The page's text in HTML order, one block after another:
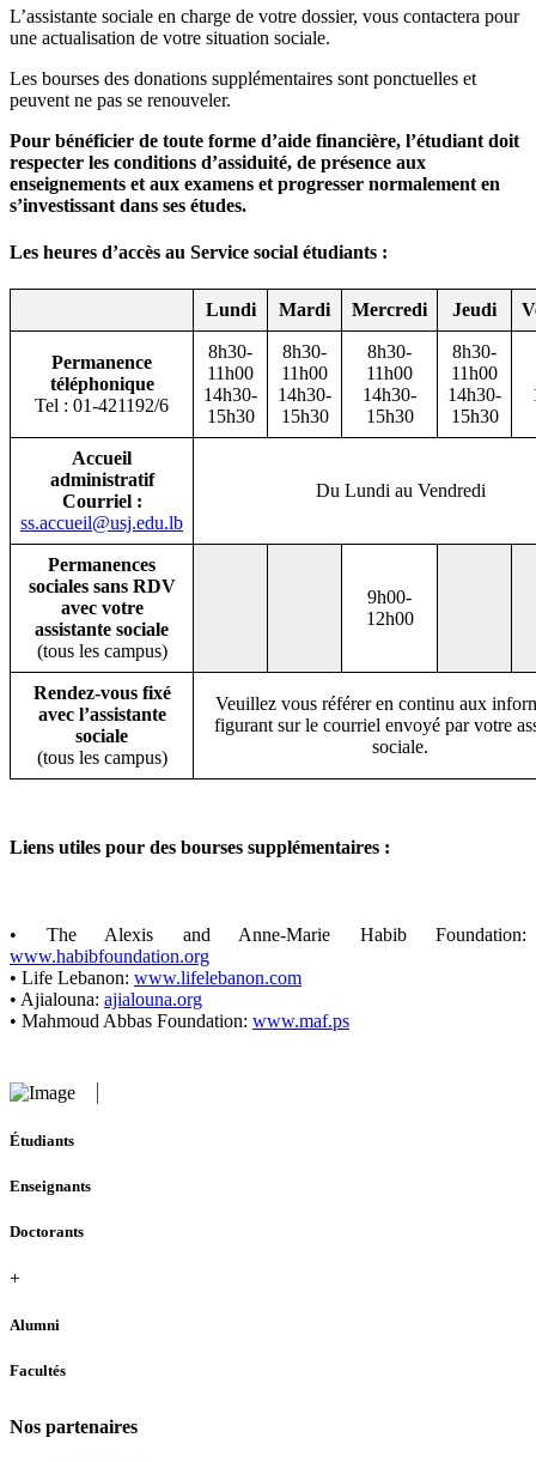
L’assistante sociale en charge de votre dossier, vous contactera pour
une actualisation de votre situation sociale.
Les bourses des donations supplémentaires sont ponctuelles et
peuvent ne pas se renouveler.
Pour bénéficier de toute forme d’aide financière, l’étudiant doit
respecter les conditions d’assiduité, de présence aux
enseignements et aux examens et progresser normalement en
s’investissant dans ses études.
Les heures d’accès au Service social étudiants :
Lundi Mardi Mercredi Jeudi
Permanence
téléphonique
Tel : 01-421192/6
8h30-
11h00
14h30-
15h30
8h30-
11h00
14h30-
15h30
8h30-
11h00
14h30-
15h30
8h30-
11h00
14h30-
15h30
Accueil
administratif
Courriel :
ss.accueil@usj.edu.lb
Du Lundi au Vendredi
Permanences
sociales sans RDV
avec votre
assistante sociale
(tous les campus)
9h00-
12h00
Rendez-vous fixé
avec l’assistante
sociale
(tous les campus)
Veuillez vous référer en continu aux
figurant sur le courriel envoyé par votre
sociale.
Liens utiles pour des bourses supplémentaires :
• The Alexis and Anne-Marie Habib Foundation:
www.habibfoundation.org
• Life Lebanon: www.lifelebanon.com
• Ajialouna: ajialouna.org
• Mahmoud Abbas Foundation: www.maf.ps
Étudiants
Enseignants
Doctorants
+
Alumni
Facultés
Nos partenaires